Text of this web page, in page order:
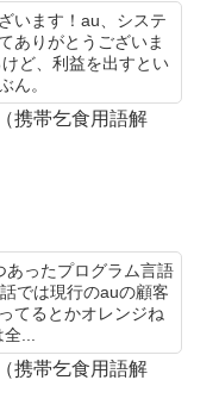
います！au、システ
ありがとうございま
ど、利益を出すとい
ん。
携帯乞食用語解
ったプログラム言語
では現行のauの顧客
てるとかオレンジね
全...
携帯乞食用語解